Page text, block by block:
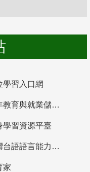
學習入口網
青年教育與就業儲蓄帳戶
學習資源平臺
臺灣台語語言能力認證網站
家